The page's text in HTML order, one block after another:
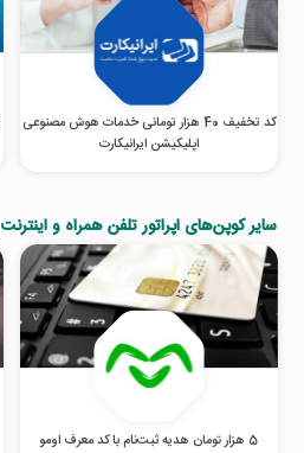
کد تخفیف 40 هزار تومانی خدمات هوش مصنوعی
اپلیکیشن ایرانیکارت
سایر کوپن‌های اپراتور تلفن همراه و اینترنت
5 هزار تومان هدیه ثبت‌نام با کد معرف اومو